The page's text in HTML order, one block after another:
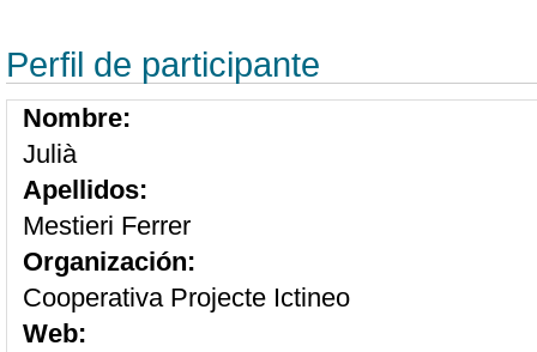
Perfil de participante
Nombre:
Julià
Apellidos:
Mestieri Ferrer
Organización:
Cooperativa Projecte Ictineo
Web: